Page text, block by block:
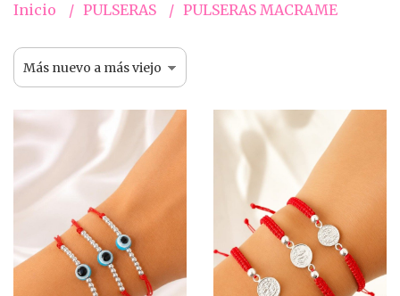
Inicio PULSERAS PULSERAS MACRAME